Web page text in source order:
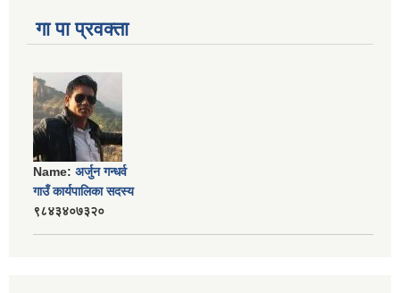
गा पा प्रवक्ता
Name: अर्जुन गन्धर्व
गाउँ कार्यपालिका सदस्य
९८४३४०७३२०